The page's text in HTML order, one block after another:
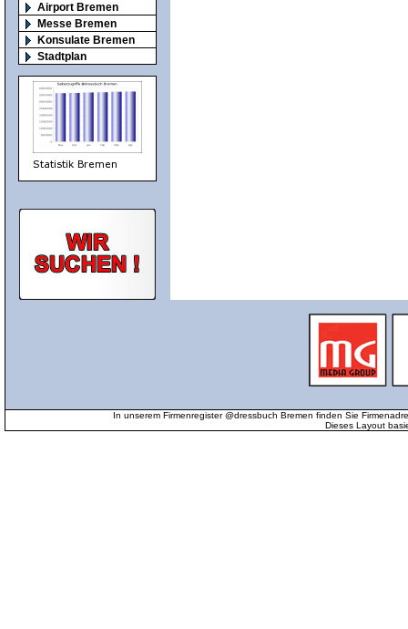
Airport Bremen
Messe Bremen
Konsulate Bremen
Stadtplan
In unserem Firmenregister @dressbuch Bremen finden Sie
Dieses Layout